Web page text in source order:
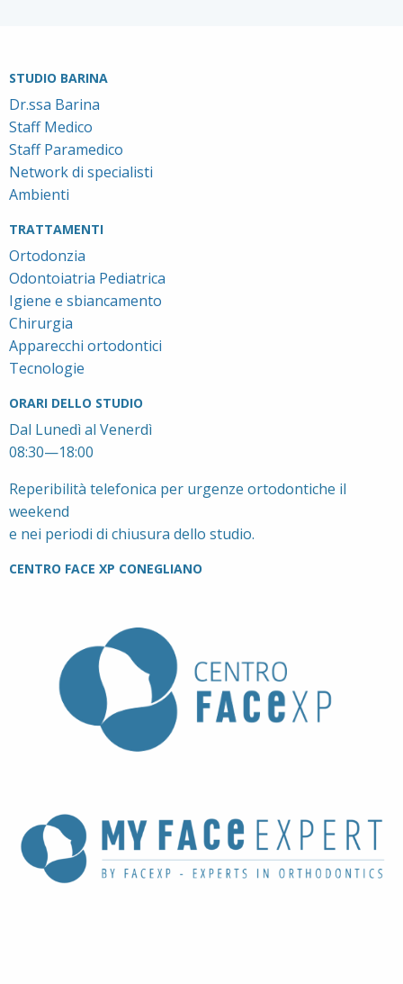
STUDIO BARINA
Dr.ssa Barina
Staff Medico
Staff Paramedico
Network di specialisti
Ambienti
TRATTAMENTI
Ortodonzia
Odontoiatria Pediatrica
Igiene e sbiancamento
Chirurgia
Apparecchi ortodontici
Tecnologie
ORARI DELLO STUDIO
Dal Lunedì al Venerdì
08:30—18:00
Reperibilità telefonica per urgenze ortodontiche il
weekend
e nei periodi di chiusura dello studio.
CENTRO FACE XP CONEGLIANO